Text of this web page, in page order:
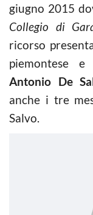
giugno 2015
Collegio di
ricorso
piemontese
Antonio De
anche i tre
Salvo.